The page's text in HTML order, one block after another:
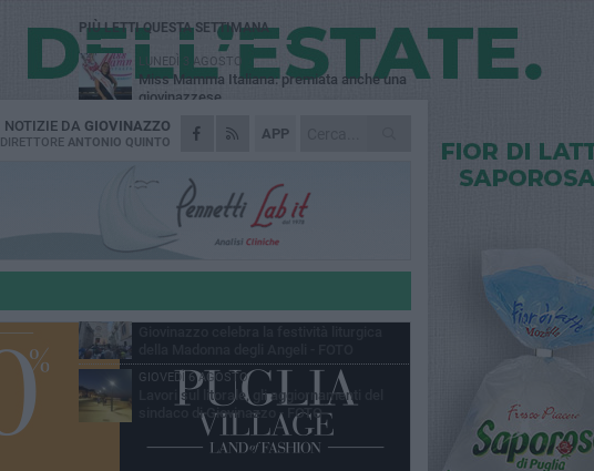
APP
NOTIZIE DA GIOVINAZZO
DIRETTORE ANTONIO QUINTO
PIÙ LETTI QUESTA SETTIMANA
LUNEDÌ 3 AGOSTO
Miss Mamma Italiana: premiata anche una
giovinazzese
MARTEDÌ 4 AGOSTO
Liquidi oleosi sul litorale di Giovinazzo,
MERCOLEDÌ 5 AGOSTO
Problemi raccolta plastica in Puglia:
l'assessora Ciliento prova a spegnere le
LUNEDÌ 3 AGOSTO
«Giovinazzo, a che punto siamo?»:
MARTEDÌ 4 AGOSTO
GIOVEDÌ 6 AGOSTO
Lavori sul litorale, gli aggiornamenti del
sindaco di Giovinazzo - FOTO